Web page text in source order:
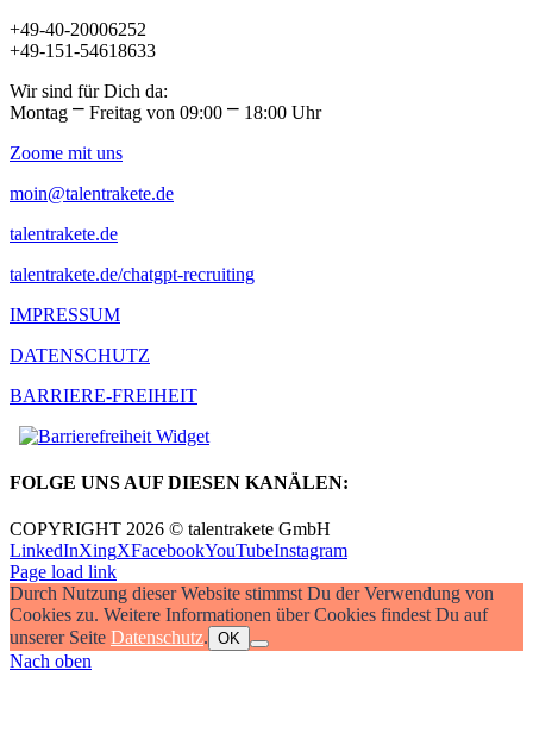
+49-40-20006252
+49-151-54618633
Wir sind für Dich da:
Montag ⎻ Freitag von 09:00 ⎻ 18:00 Uhr
Zoome mit uns
moin@talentrakete.de
talentrakete.de
talentrakete.de/chatgpt-recruiting
IMPRESSUM
DATENSCHUTZ
BARRIERE-FREIHEIT
FOLGE UNS AUF DIESEN KANÄLEN:
COPYRIGHT 2026 © talentrakete GmbH
LinkedInXingXFacebookYouTubeInstagram
Page load link
Durch Nutzung dieser Website stimmst Du der Verwendung von
Cookies zu. Weitere Informationen über Cookies findest Du auf
unserer Seite Datenschutz. OK
Nach oben